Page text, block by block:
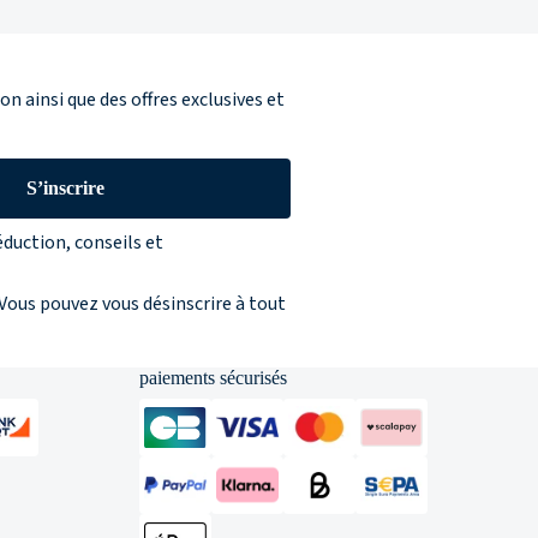
ainsi que des offres exclusives et
S’inscrire
conseils et
pouvez vous désinscrire à tout
paiements sécurisés